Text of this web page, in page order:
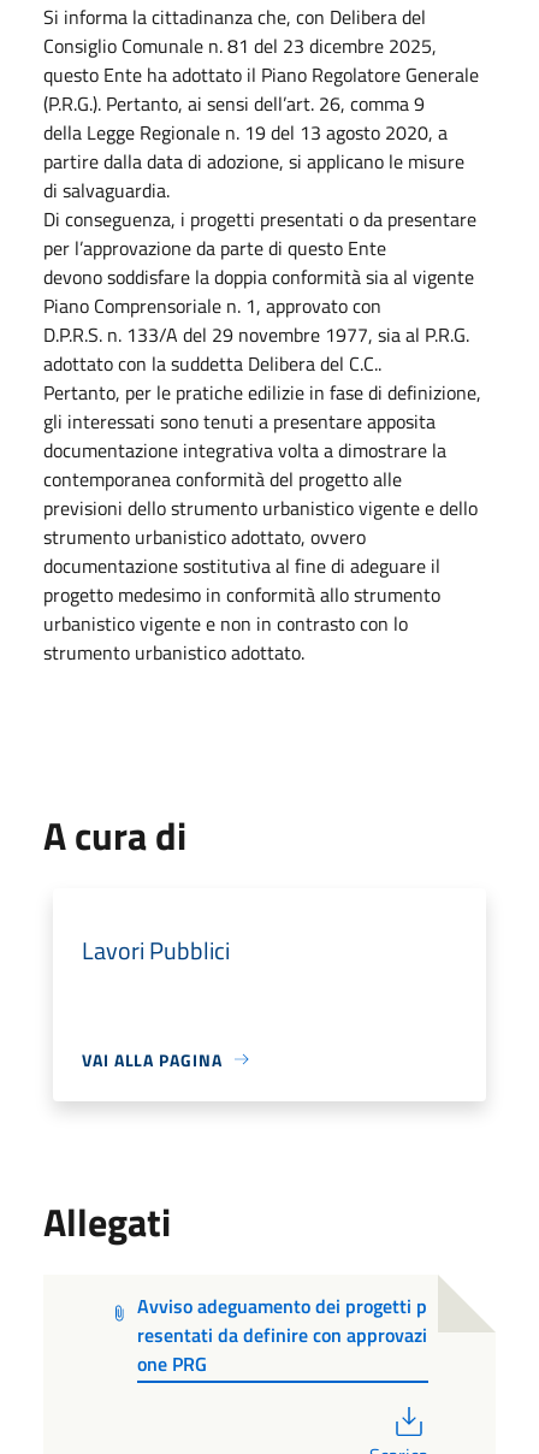
Si informa la cittadinanza che, con Delibera del
Consiglio Comunale n. 81 del 23 dicembre 2025,
questo Ente ha adottato il Piano Regolatore Generale
(P.R.G.). Pertanto, ai sensi dell’art. 26, comma 9
della Legge Regionale n. 19 del 13 agosto 2020, a
partire dalla data di adozione, si applicano le misure
di salvaguardia.
Di conseguenza, i progetti presentati o da presentare
per l’approvazione da parte di questo Ente
devono soddisfare la doppia conformità sia al vigente
Piano Comprensoriale n. 1, approvato con
D.P.R.S. n. 133/A del 29 novembre 1977, sia al P.R.G.
adottato con la suddetta Delibera del C.C..
Pertanto, per le pratiche edilizie in fase di definizione,
gli interessati sono tenuti a presentare apposita
documentazione integrativa volta a dimostrare la
contemporanea conformità del progetto alle
previsioni dello strumento urbanistico vigente e dello
strumento urbanistico adottato, ovvero
documentazione sostitutiva al fine di adeguare il
progetto medesimo in conformità allo strumento
urbanistico vigente e non in contrasto con lo
strumento urbanistico adottato.
A cura di
Lavori Pubblici
VAI ALLA PAGINA
Allegati
Avviso adeguamento dei progetti p
resentati da definire con approvazi
one PRG